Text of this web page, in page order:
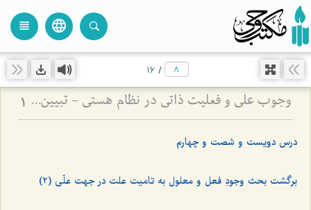
language
view_headline
/
16
وجوب علّی و فعلیت ذاتی در نظام هستی - تبیین رابطه ضرورت علت با تحقق معلول در عالم خارج 1
درس دویست و شصت و چهارم
برگشت بحث وجودِ فعل و معلول به تامیت علت در جهت علّى (2)